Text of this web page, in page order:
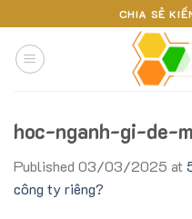
to
content
CHIA SẺ
hoc-nganh-gi-de-
Published 03/03/2025 at
công ty riêng?